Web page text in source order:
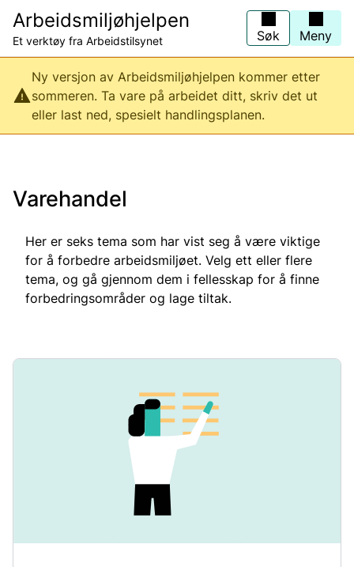
hovedinnhold
Arbeidsmiljøhjelpen
Et verktøy fra Arbeidstilsynet Søk Meny
Ny versjon av Arbeidsmiljøhjelpen kommer etter
sommeren. Ta vare på arbeidet ditt, skriv det ut
eller last ned, spesielt handlingsplanen.
Varehandel
Her er seks tema som har vist seg å være viktige
for å forbedre arbeidsmiljøet. Velg ett eller flere
tema, og gå gjennom dem i fellesskap for å finne
forbedringsområder og lage tiltak.